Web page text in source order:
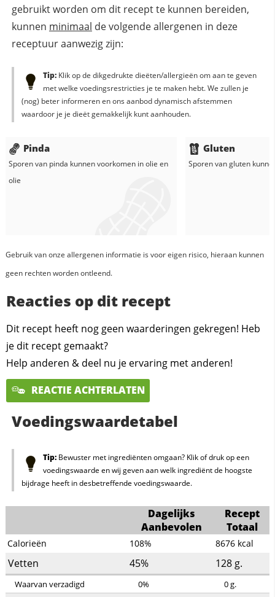
gebruikt worden om dit recept te kunnen bereiden,
kunnen minimaal de volgende allergenen in deze
receptuur aanwezig zijn:
Tip:Klik op de dikgedrukte dieëten/allergieën om aan te geven
met welke voedingsrestricties je te maken hebt. We zullen je
(nog) beter informeren en ons aanbod dynamisch afstemmen
waardoor je je dieët gemakkelijk kunt aanhouden.
Pinda
Sporen van pinda kunnen voorkomen inolie en
olie
Gluten
Sporen van gluten
Gebruik van onze allergenen informatie is voor eigen risico, hieraan kunnen
geen rechten worden ontleend.
Reacties op dit recept
Dit recept heeft nog geen waarderingen gekregen! Heb
je dit recept gemaakt?
Help anderen & deel nu je ervaring met anderen!
REACTIE ACHTERLATEN
Voedingswaardetabel
Tip:Bewuster met ingrediënten omgaan? Klik of druk op een
voedingswaarde en wij geven aan welk ingrediënt de hoogste
bijdrage heeft in desbetreffende voedingswaarde.
Dagelijks
Aanbevolen
Recept
Totaal
Calorieën 108% 8676 kcal
Vetten 45% 128 g.
Waarvan verzadigd 0% 0g.